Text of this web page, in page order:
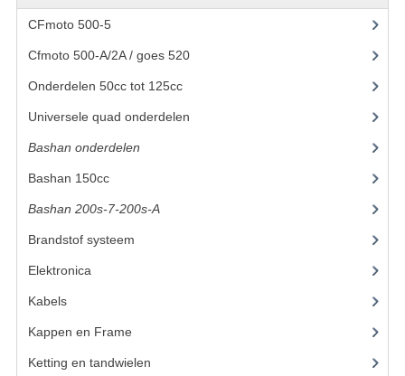
KAPPEN EN FRAME
CFmoto 500-5(5)
Cfmoto 500-A/2A / goes 520(347)
Onderdelen 50cc tot 125cc(49)
Universele quad onderdelen
Bashan onderdelen
Bashan 150cc(36)
Bashan 200s-7-200s-A(481)
Brandstof systeem
Elektronica
Kabels(8)
Kappen en Frame
Ketting en tandwielen